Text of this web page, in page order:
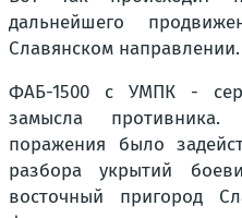
дальнейшего
Славянском направлении.
ФАБ-1500 с УМПК -
замысла
поражения было
разбора укрытий
восточный пригород